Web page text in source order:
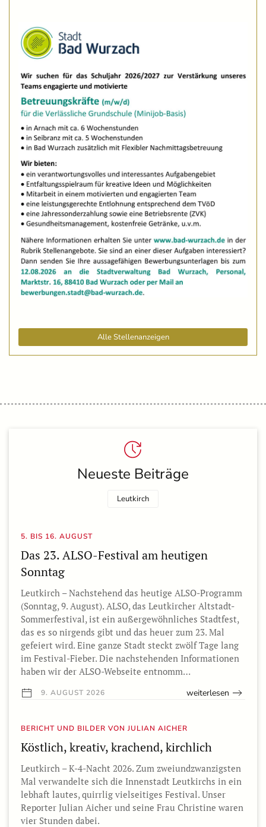
Alle Stellenanzeigen
Neueste Beiträge
Leutkirch
5. BIS 16. AUGUST
Das 23. ALSO-Festival am heutigen
Sonntag
Leutkirch – Nachstehend das heutige ALSO-Programm
(Sonntag, 9. August). ALSO, das Leutkircher Altstadt-
Sommerfestival, ist ein außergewöhnliches Stadtfest,
das es so nirgends gibt und das heuer zum 23. Mal
gefeiert wird. Eine ganze Stadt steckt zwölf Tage lang
im Festival-Fieber. Die nachstehenden Informationen
haben wir der ALSO-Webseite entnomm…
9. AUGUST 2026 weiterlesen
BERICHT UND BILDER VON JULIAN AICHER
Köstlich, kreativ, krachend, kirchlich
Leutkirch – K-4-Nacht 2026. Zum zweiundzwanzigsten
Mal verwandelte sich die Innenstadt Leutkirchs in ein
lebhaft lautes, quirrlig vielseitiges Festival. Unser
Reporter Julian Aicher und seine Frau Christine waren
vier Stunden dabei.